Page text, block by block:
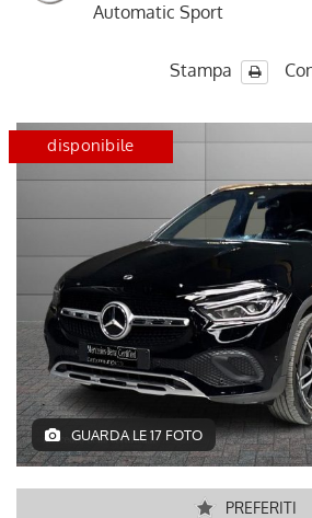
Automatic Sport
Stampa
disponibile
GUARDA LE 17 FOTO
PREFERITI